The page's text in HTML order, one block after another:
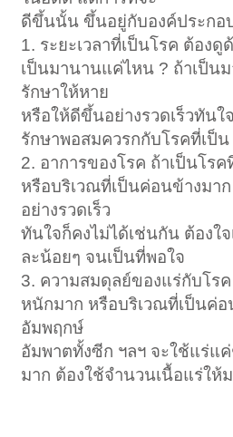
ดีขึ้นนั้น ขึ้นอยู่กับองค์ประกอ
1. ระยะเวลาที่เป็นโรค ต้อง
เป็นมานานแค่ไหน ? ถ้าเป็น
รักษาให้หาย
หรือให้ดีขึ้นอย่างรวดเร็วทันใ
รักษาพอสมควรกกับโรคที่เป็น
2. อาการของโรค ถ้าเป็นโร
หรือบริเวณที่เป็นค่อนข้างมา
อย่างรวดเร็ว
ทันใจก็คงไม่ได้เช่นกัน ต้องใ
ละน้อยๆ จนเป็นที่พอใจ
3. ความสมดุลย์ของแร่กับโร
หนักมาก หรือบริเวณที่เป็นค่อ
อัมพฤกษ์
อัมพาตทั้งซีก ฯลฯ จะใช้แร่แ
มาก ต้องใช้จำนวนเนื้อแร่ให้